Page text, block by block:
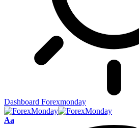
Dashboard Forexmonday
Aa